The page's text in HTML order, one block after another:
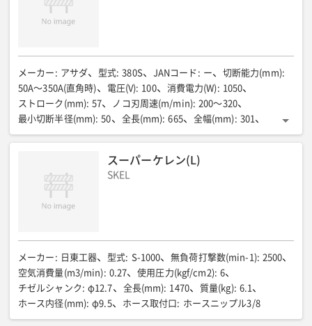
メーカー : アサダ 型式: 380S JANコード : ー 切断能力(mm):
50A〜350A(直角時)
電圧(V): 100 消費電力(W): 1050
ストローク(mm): 57 ノコ刃周速(m/min): 200〜320
最小切断半径(mm): 50 全長(mm): 665 全幅(mm): 301
全高(mm): 261 質量(kg): 18
スーパーケレン(L)
SKEL
メーカー : 日東工器 型式: S-1000 無負荷打撃数(min-1): 2500
空気消費量(m3/min): 0.27 使用圧力(kgf/cm2): 6
チゼルシャンク: φ12.7 全長(mm): 1470 質量(kg): 6.1
ホース内径(mm): φ9.5 ホース取付口: ホースニップル3/8